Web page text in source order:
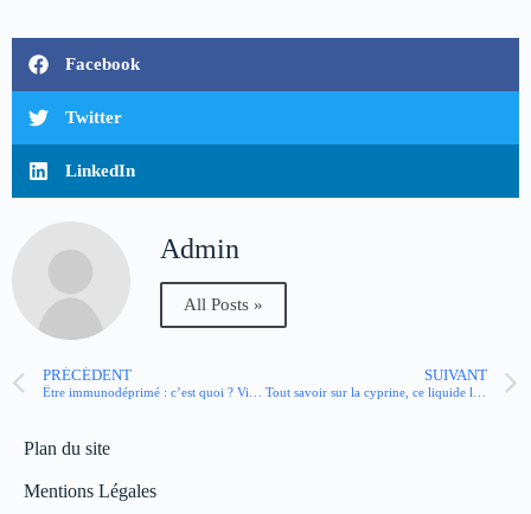
Facebook
Twitter
LinkedIn
Admin
All Posts »
PRÉCÉDENT
Être immunodéprimé : c’est quoi ? Vivre avec et les idées reçues
SUIVANT
Tout savoir sur la cyprine, ce liquide lubrifiant sécrété par le vagin
Plan du site
Mentions Légales